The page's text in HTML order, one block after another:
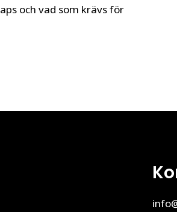
och vad som krävs för